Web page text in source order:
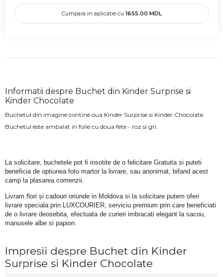
Cumpara in aplicatie cu 1655.00 MDL
Informatii despre Buchet din Kinder Surprise si
Kinder Chocolate
Buchetul din imagine contine oua Kinder Surprise si Kinder Chocolate.
Buchetul este ambalat in folie cu doua fete - roz si gri.
La solicitare, buchetele pot fi insotite de o felicitare Gratuita si puteti
beneficia de optiunea foto martor la livrare, sau anonimat, bifand acest
camp la plasarea comenzii.
Livram flori și cadouri oriunde in Moldova si la solicitare putem oferi
livrare speciala prin LUXCOURIER, serviciu premium prin care beneficiati
de o livrare deosebita, efectuata de curieri imbracati elegant la sacou,
manusele albe si papion.
Impresii despre Buchet din Kinder
Surprise si Kinder Chocolate